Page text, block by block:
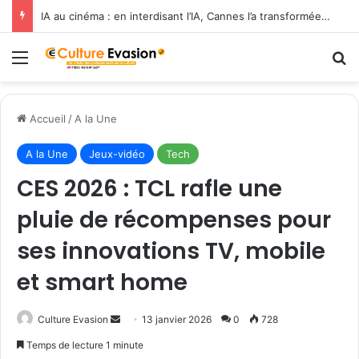
IA au cinéma : en interdisant l’IA, Cannes l’a transformée en label de luxe
Menu
Accueil / A la Une
A la Une Jeux-vidéo Tech
CES 2026 : TCL rafle une
pluie de récompenses pour
ses innovations TV, mobile
et smart home
Culture Evasion 13 janvier 2026 0 728
Temps de lecture 1 minute